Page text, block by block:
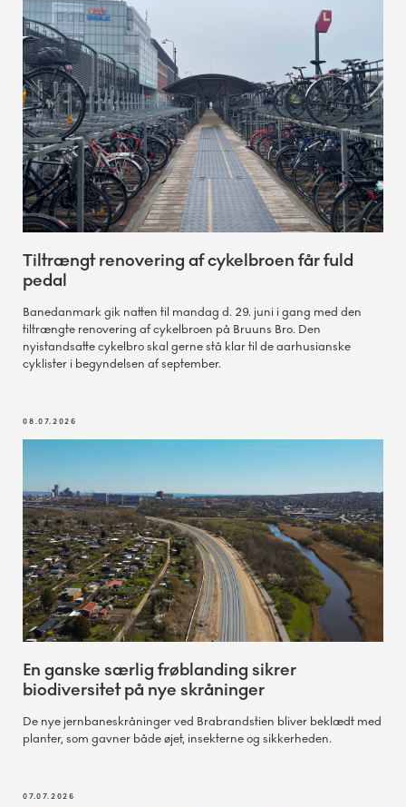
Tiltrængt renovering af cykelbroen får fuld
pedal
Banedanmark gik natten til mandag d. 29. juni i gang med den
tiltrængte renovering af cykelbroen på Bruuns Bro. Den
nyistandsatte cykelbro skal gerne stå klar til de aarhusianske
cyklister i begyndelsen af september.
08.07.2026
En ganske særlig frøblanding sikrer
biodiversitet på nye skråninger
De nye jernbaneskråninger ved Brabrandstien bliver beklædt med
planter, som gavner både øjet, insekterne og sikkerheden.
07.07.2026